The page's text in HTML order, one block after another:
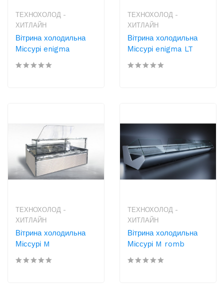
ТЕХНОХОЛОД -
ХИТЛАЙН
Вітрина холодильна
Міссурі enigma
ТЕХНОХОЛОД -
ХИТЛАЙН
Вітрина холодильна
Міссурі enigma LT
ТЕХНОХОЛОД -
ХИТЛАЙН
Вітрина холодильна
Міссурі M
ТЕХНОХОЛОД -
ХИТЛАЙН
Вітрина холодильна
Міссурі M romb